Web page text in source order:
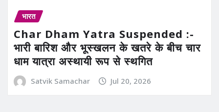
भारत
Char Dham Yatra Suspended :-
भारी बारिश और भूस्खलन के खतरे के बीच चार
धाम यात्रा अस्थायी रूप से स्थगित
Satvik Samachar Jul 20, 2026